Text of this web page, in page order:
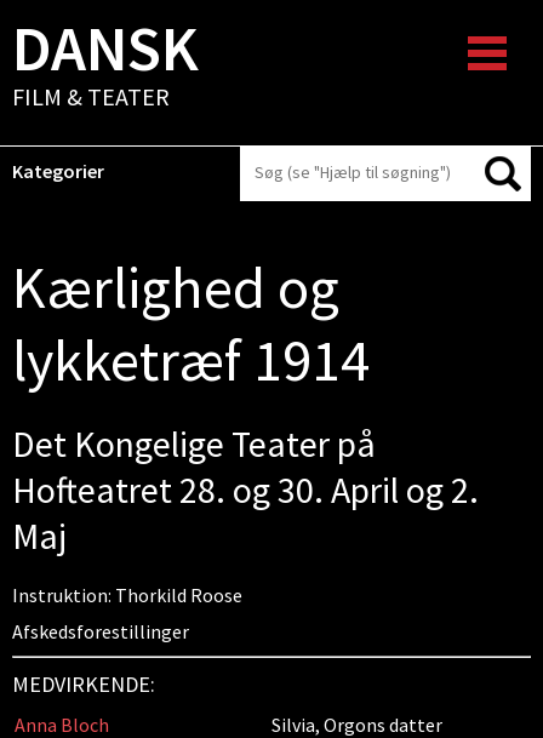
DANSK
FILM & TEATER
Kategorier
Kærlighed og
lykketræf 1914
Det Kongelige Teater på
Hofteatret 28. og 30. April og 2.
Maj
Instruktion: Thorkild Roose
Afskedsforestillinger
MEDVIRKENDE:
Anna Bloch
Silvia, Orgons datter